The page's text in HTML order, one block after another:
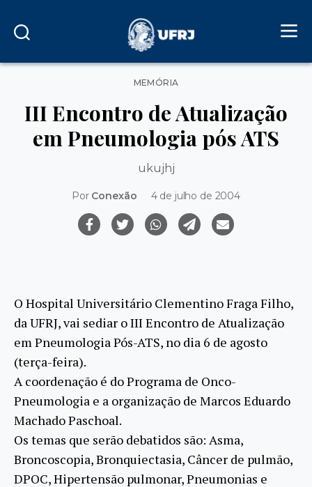
Categorias
MEMÓRIA
III Encontro de Atualização
em Pneumologia pós ATS
ukujhj
Por Conexão 4 de julho de 2004
O Hospital Universitário Clementino Fraga Filho,
da UFRJ, vai sediar o III Encontro de Atualização
em Pneumologia Pós-ATS, no dia 6 de agosto
(terça-feira).
A coordenação é do Programa de Onco-
Pneumologia e a organização de Marcos Eduardo
Machado Paschoal.
Os temas que serão debatidos são: Asma,
Broncoscopia, Bronquiectasia, Câncer de pulmão,
DPOC, Hipertensão pulmonar, Pneumonias e